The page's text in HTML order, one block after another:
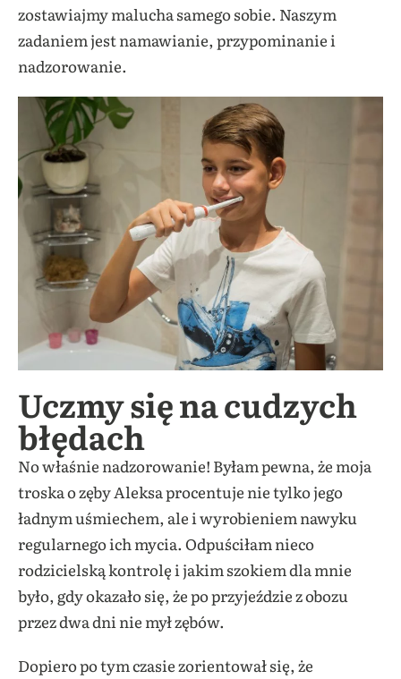
zostawiajmy malucha samego sobie. Naszym
zadaniem jest namawianie, przypominanie i
nadzorowanie.
Uczmy się na cudzych
błędach
No właśnie nadzorowanie! Byłam pewna, że moja
troska o zęby Aleksa procentuje nie tylko jego
ładnym uśmiechem, ale i wyrobieniem nawyku
regularnego ich mycia. Odpuściłam nieco
rodzicielską kontrolę i jakim szokiem dla mnie
było, gdy okazało się, że po przyjeździe z obozu
przez dwa dni nie mył zębów.
Dopiero po tym czasie zorientował się, że